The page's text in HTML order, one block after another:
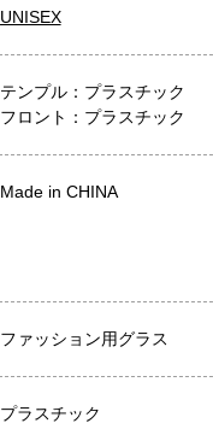
UNISEX
テンプル：プラスチック
フロント：プラスチック
Made in CHINA
ファッション用グラス
プラスチック